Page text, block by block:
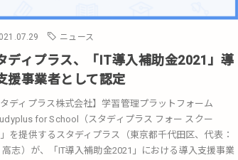
ニュース
ディプラス、「IT導入補助金2021」導
援事業者として認定
タディプラス株式会社】学習管理プラットフォーム
for School（スタディプラス フォー スクー
を提供するスタディプラス（東京都千代田区、代表：
高志）が、「IT導入補助金2021」における導入支援事業